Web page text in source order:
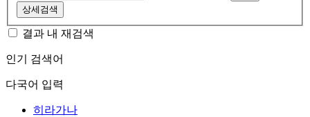
상세검색
결과 내 재검색
인기 검색어
다국어 입력
히라가나